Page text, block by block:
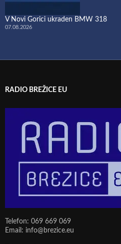
V Novi Gorici ukraden BMW 318
07.08.2026
RADIO BREŽICE EU
Telefon: 069 669 069
Email: info@brezice.eu